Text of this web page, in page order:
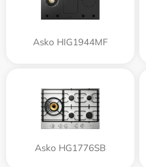
Asko HIG1944MF
Asko HG1776SB